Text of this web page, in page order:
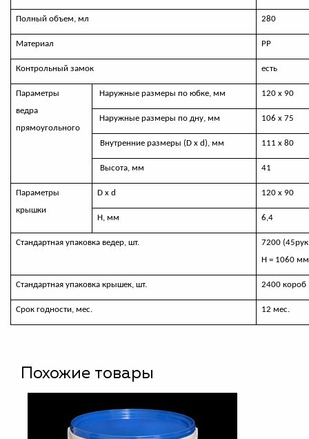
Полный объем, мл 280
Материал РР
Контрольный замок есть
Параметры
ведра
прямоугольного
Наружные размеры по юбке, мм 120 х 90
Наружные размеры по дну, мм 106 х 75
Внутренние размеры ( D хd ), мм 111 х 80
Высота, мм 41
Параметры
крышки
D хd 120 х 90
Н, мм 6,4
Стандартная упаковка ведер, шт.
7200
Н = 1060 мм
Стандартная упаковка крышек, шт. 2400
Срок годности, мес. 12 мес.
Похожие товары